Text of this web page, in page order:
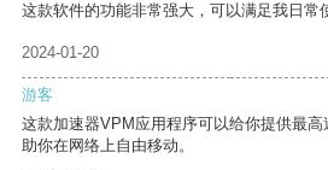
这款软件的功能非常强大，可以满足我日常
2024-01-20
游客
这款加速器VPM应用程序可以给你提供最
助你在网络上自由移动。